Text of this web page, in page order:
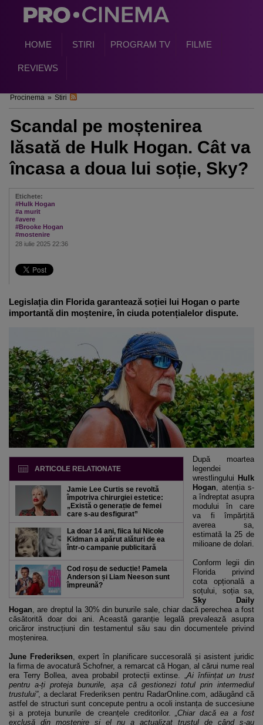
HOME STIRI PROGRAM TV FILME
REVIEWS
Procinema » Stiri
Scandal pe moștenirea
lăsată de Hulk Hogan. Cât va
încasa a doua lui soție, Sky?
Etichete:
#Hulk Hogan
#a murit
#avere
#Brooke Hogan
#mostenire
28 iulie 2025 22:36
Legislația din Florida garantează soției lui Hogan o parte
importantă din moștenire, în ciuda potențialelor dispute.
ARTICOLE RELATIONATE
Jamie Lee Curtis se revoltă
împotriva chirurgiei estetice:
„Există o generație de femei
care s-au desfigurat”
La doar 14 ani, fiica lui Nicole
Kidman a apărut alături de ea
într-o campanie publicitară
Cod roșu de seducție! Pamela
Anderson și Liam Neeson sunt
împreună?
După moartea
legendei
wrestlingului Hulk
Hogan, atenția s-
a îndreptat asupra
modului în care
va fi împărțită
averea sa,
estimată la 25 de
milioane de dolari.
Conform legii din
Florida privind
cota opțională a
soțului, soția sa,
Sky Daily
Hogan, are dreptul la 30% din bunurile sale, chiar dacă perechea a fost
căsătorită doar doi ani. Această garanție legală prevalează asupra
oricăror instrucțiuni din testamentul său sau din documentele privind
moștenirea.
June Frederiksen, expert în planificare succesorală și asistent juridic
la firma de avocatură Schofner, a remarcat că Hogan, al cărui nume real
era Terry Bollea, avea probabil protecții extinse. „Ai înființat un trust
pentru a-ți proteja bunurile, așa că gestionezi totul prin intermediul
trustului”, a declarat Frederiksen pentru RadarOnline.com, adăugând că
astfel de structuri sunt concepute pentru a ocoli instanța de succesiune
și a proteja bunurile de creanțele creditorilor.„Chiar dacă ea a fost
exclusă din moștenire și el nu a actualizat trustul de când s-au